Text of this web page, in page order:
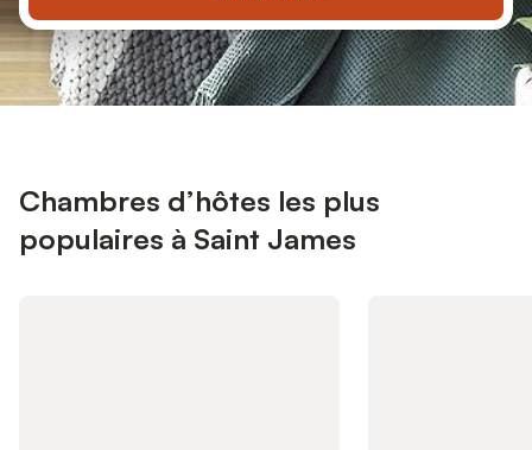
Chambres d’hôtes les plus
populaires à Saint James